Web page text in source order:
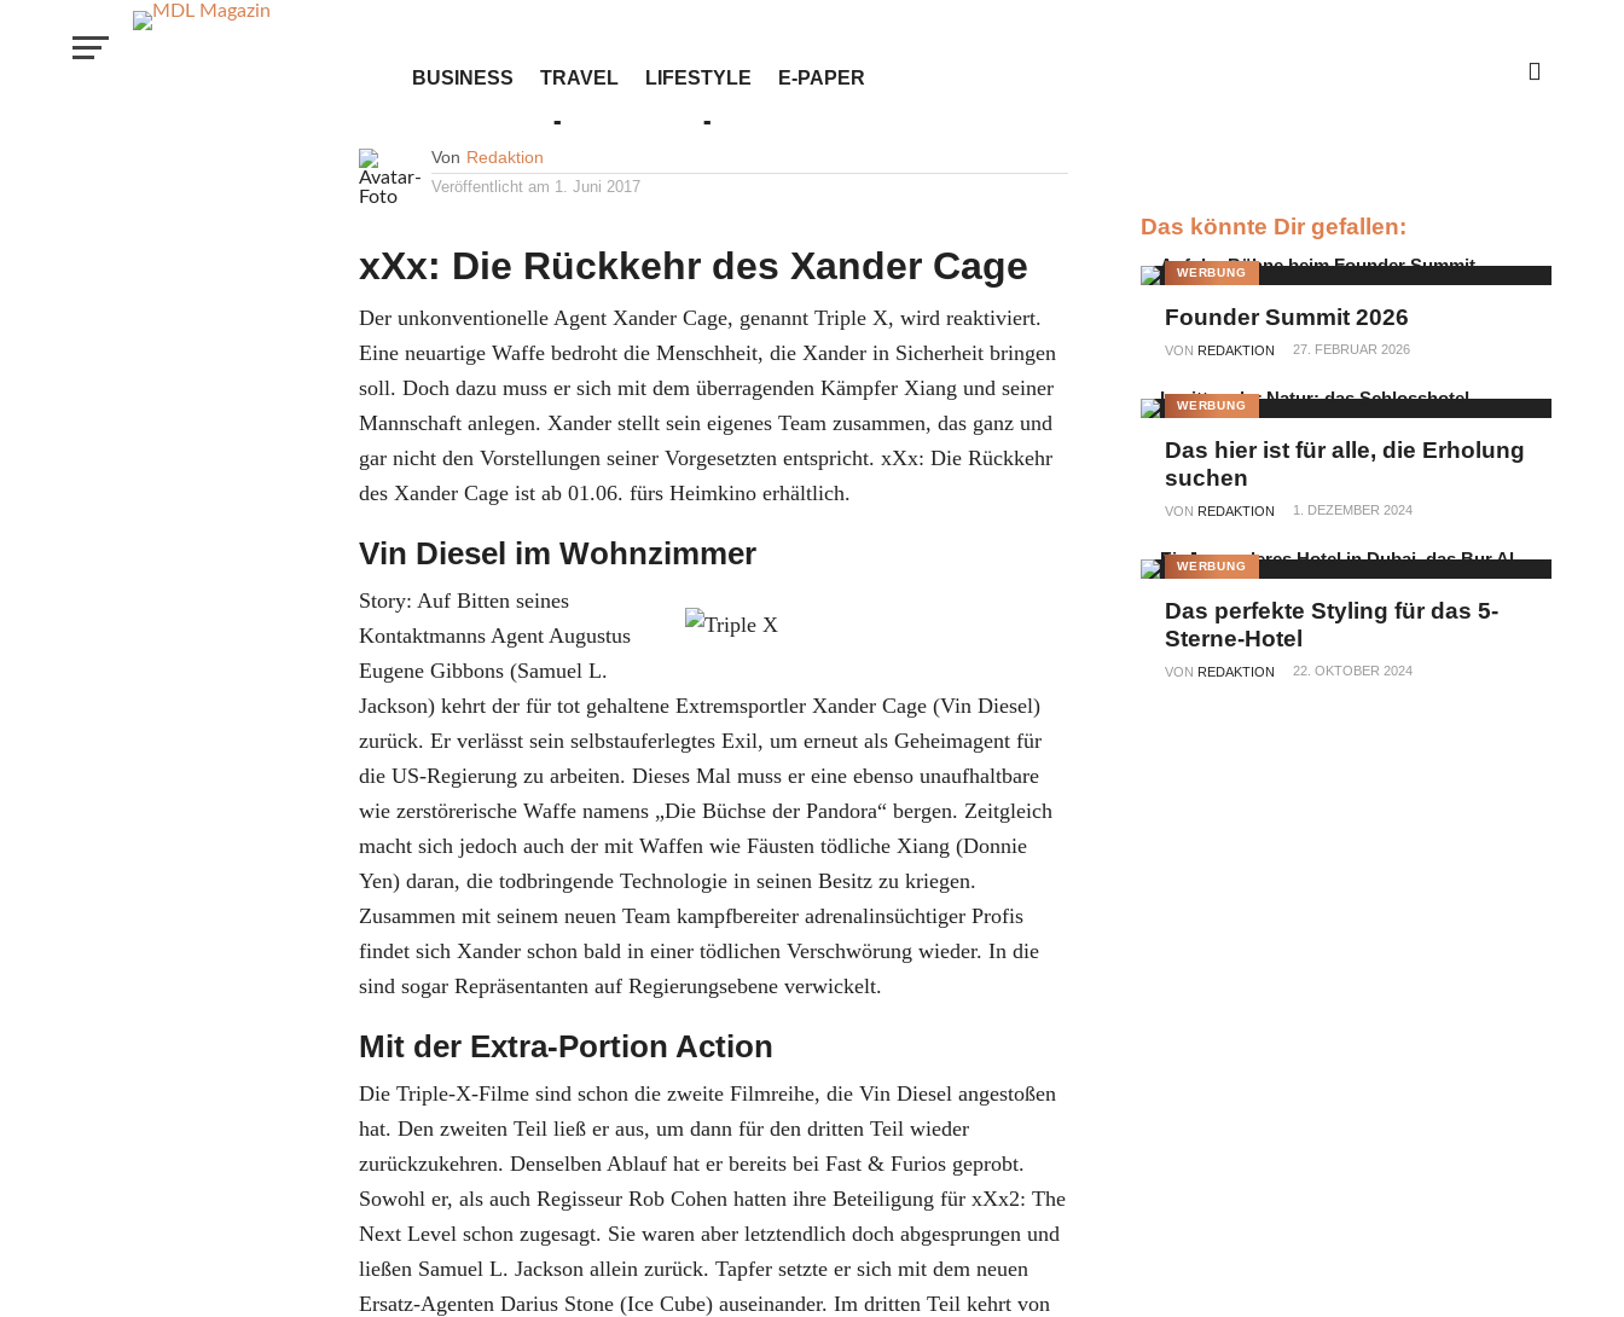
BUSINESS TRAVEL LIFESTYLE E-PAPER
Gewinnspiel Triple X
Von Redaktion
Veröffentlicht am 1. Juni 2017
xXx: Die Rückkehr des Xander Cage
Der unkonventionelle Agent Xander Cage, genannt Triple X, wird reaktiviert.
Eine neuartige Waffe bedroht die Menschheit, die Xander in Sicherheit bringen
soll. Doch dazu muss er sich mit dem überragenden Kämpfer Xiang und seiner
Mannschaft anlegen. Xander stellt sein eigenes Team zusammen, das ganz und
gar nicht den Vorstellungen seiner Vorgesetzten entspricht. xXx: Die Rückkehr
des Xander Cage ist ab 01.06. fürs Heimkino erhältlich.
Vin Diesel im Wohnzimmer
Story: Auf Bitten seines
Kontaktmanns Agent Augustus
Eugene Gibbons (Samuel L.
Jackson) kehrt der für tot gehaltene Extremsportler Xander Cage (Vin Diesel)
zurück. Er verlässt sein selbstauferlegtes Exil, um erneut als Geheimagent für
die US-Regierung zu arbeiten. Dieses Mal muss er eine ebenso unaufhaltbare
wie zerstörerische Waffe namens „Die Büchse der Pandora“ bergen. Zeitgleich
macht sich jedoch auch der mit Waffen wie Fäusten tödliche Xiang (Donnie
Yen) daran, die todbringende Technologie in seinen Besitz zu kriegen.
Zusammen mit seinem neuen Team kampfbereiter adrenalinsüchtiger Profis
findet sich Xander schon bald in einer tödlichen Verschwörung wieder. In die
sind sogar Repräsentanten auf Regierungsebene verwickelt.
Mit der Extra-Portion Action
Die Triple-X-Filme sind schon die zweite Filmreihe, die Vin Diesel angestoßen
hat. Den zweiten Teil ließ er aus, um dann für den dritten Teil wieder
zurückzukehren. Denselben Ablauf hat er bereits bei Fast & Furios geprobt.
Sowohl er, als auch Regisseur Rob Cohen hatten ihre Beteiligung für xXx2: The
Next Level schon zugesagt. Sie waren aber letztendlich doch abgesprungen und
ließen Samuel L. Jackson allein zurück. Tapfer setzte er sich mit dem neuen
Ersatz-Agenten Darius Stone (Ice Cube) auseinander. Im dritten Teil kehrt von
Das könnte Dir gefallen:
WERBUNG
Founder Summit 2026
VON REDAKTION 27. FEBRUAR 2026
WERBUNG
Das hier ist für alle, die Erholung
suchen
VON REDAKTION 1. DEZEMBER 2024
WERBUNG
Das perfekte Styling für das 5-
Sterne-Hotel
VON REDAKTION 22. OKTOBER 2024